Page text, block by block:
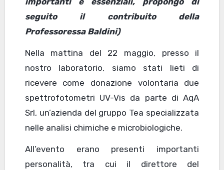
seguito il contribuito della
Professoressa Baldini)
Nella mattina del 22 maggio, presso il
nostro laboratorio, siamo stati lieti di
ricevere come donazione volontaria due
spettrofotometri UV-Vis da parte di AqA
Srl, un’azienda del gruppo Tea specializzata
nelle analisi chimiche e microbiologiche.
All’evento erano presenti importanti
personalità, tra cui il direttore del